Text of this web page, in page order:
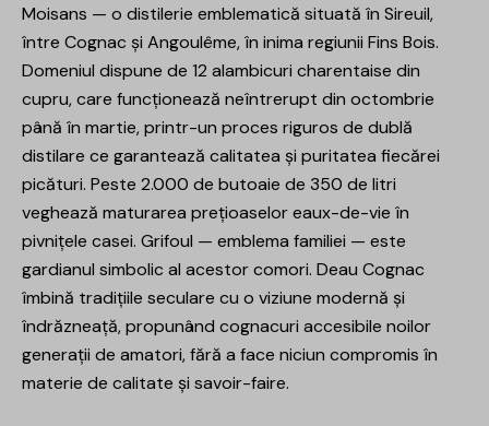
Moisans — o distilerie emblematică situată în Sireuil,
între Cognac și Angoulême, în inima regiunii Fins Bois.
Domeniul dispune de 12 alambicuri charentaise din
cupru, care funcționează neîntrerupt din octombrie
până în martie, printr-un proces riguros de dublă
distilare ce garantează calitatea și puritatea fiecărei
picături. Peste 2.000 de butoaie de 350 de litri
veghează maturarea prețioaselor eaux-de-vie în
pivnițele casei. Grifoul — emblema familiei — este
gardianul simbolic al acestor comori. Deau Cognac
îmbină tradițiile seculare cu o viziune modernă și
îndrăzneață, propunând cognacuri accesibile noilor
generații de amatori, fără a face niciun compromis în
materie de calitate și savoir-faire.